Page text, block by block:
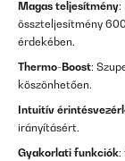
Magas teljesítmény:
összteljesítmény
érdekében.
Thermo-Boost:
köszönhetően.
Intuitív
irányításért.
Gyakorlati funkciók: